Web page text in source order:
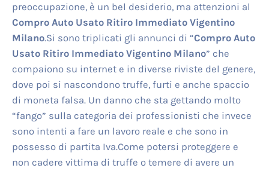
preoccupazione, è un bel desiderio, ma attenzioni al
Compro Auto Usato Ritiro Immediato Vigentino
Milano.Si sono triplicati gli annunci di “Compro Auto
Usato Ritiro Immediato Vigentino Milano” che
compaiono su internet e in diverse riviste del genere,
dove poi si nascondono truffe, furti e anche spaccio
di moneta falsa. Un danno che sta gettando molto
“fango” sulla categoria dei professionisti che invece
sono intenti a fare un lavoro reale e che sono in
possesso di partita Iva.Come potersi proteggere e
non cadere vittima di truffe o temere di avere un